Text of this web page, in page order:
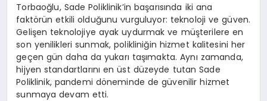
Torbaoğlu, Sade Poliklinik’in başarısında iki ana
faktörün etkili olduğunu vurguluyor: teknoloji ve güven.
Gelişen teknolojiye ayak uydurmak ve müşterilere en
son yenilikleri sunmak, polikliniğin hizmet kalitesini her
geçen gün daha da yukarı taşımakta. Aynı zamanda,
hijyen standartlarını en üst düzeyde tutan Sade
Poliklinik, pandemi döneminde de güvenilir hizmet
sunmaya devam etti.